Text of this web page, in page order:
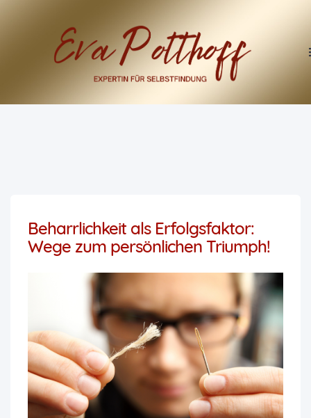
Beharrlichkeit als Erfolgsfaktor:
Wege zum persönlichen Triumph!